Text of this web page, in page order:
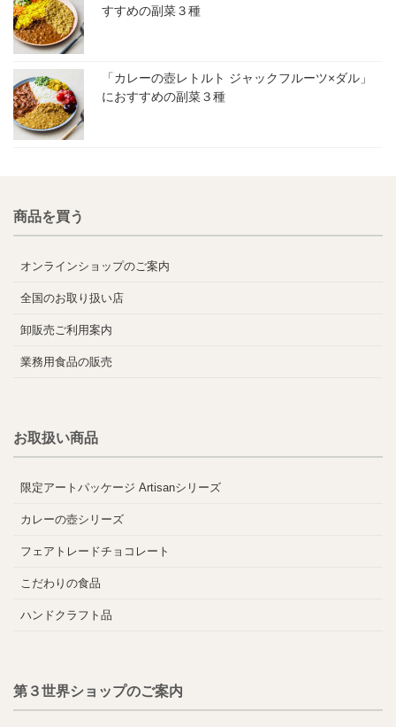
すすめの副菜３種
「カレーの壺レトルト ジャックフルーツ×ダル」
におすすめの副菜３種
商品を買う
オンラインショップのご案内
全国のお取り扱い店
卸販売ご利用案内
業務用食品の販売
お取扱い商品
限定アートパッケージ Artisanシリーズ
カレーの壺シリーズ
フェアトレードチョコレート
こだわりの食品
ハンドクラフト品
第３世界ショップのご案内